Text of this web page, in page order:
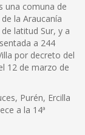
una comuna de
la Araucanía
latitud Sur, y a
a 244
por decreto del
12 de marzo de
Purén, Ercilla
a la 14ª